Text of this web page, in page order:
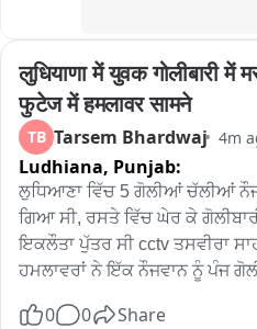
लुधियाणा में युवक गोलीबारी में
फुटेज में हमलावर सामने
TB Tarsem Bhardwaj 4m
Ludhiana, Punjab:
ਲੁਧਿਆਣਾ ਵਿੱਚ 5 ਗੋਲੀਆਂ ਚੱਲੀਆਂ
ਗਿਆ ਸੀ, ਰਸਤੇ ਵਿੱਚ ਘੇਰ ਕੇ
ਇਕਲੌਤਾ ਪੁੱਤਰ ਸੀ cctv ਤਸਵੀਰਾ
ਹਮਲਾਵਰਾਂ ਨੇ ਇੱਕ ਨੌਜਵਾਨ ਨੂੰ ਪੰਜ
ਕਰਦੇ ਦਿਖਾਈ ਦੇ ਰਹੇ ਹਨ। ਇਹ
0 0 Share